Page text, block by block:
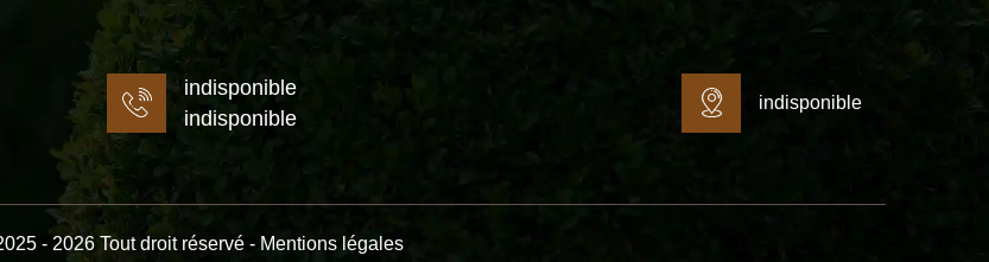
indisponible
indisponible
indisponible
- 2026 Tout droit réservé - Mentions légales